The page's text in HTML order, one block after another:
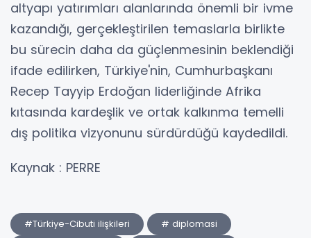
altyapı yatırımları alanlarında önemli bir ivme
kazandığı, gerçekleştirilen temaslarla birlikte
bu sürecin daha da güçlenmesinin beklendiği
ifade edilirken, Türkiye'nin, Cumhurbaşkanı
Recep Tayyip Erdoğan liderliğinde Afrika
kıtasında kardeşlik ve ortak kalkınma temelli
dış politika vizyonunu sürdürdüğü kaydedildi.
Kaynak : PERRE
#Türkiye-Cibuti ilişkileri
# diplomasi